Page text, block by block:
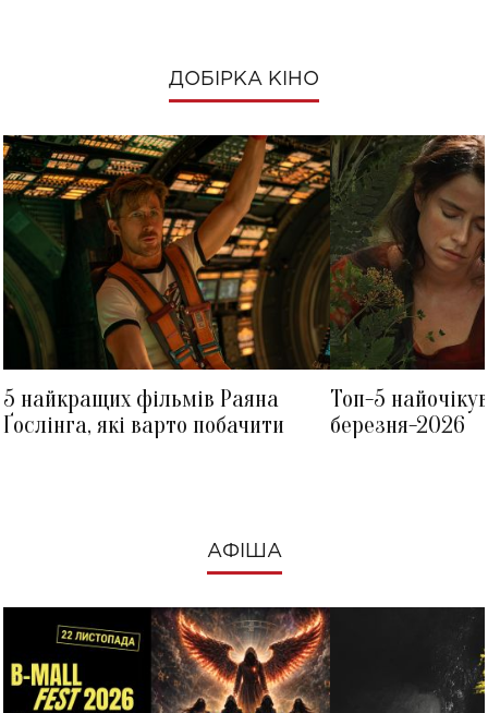
ДОБІРКА КІНО
5 найкращих фільмів Раяна
Ґослінга, які варто побачити
Топ-5
березня-2026
АФІША